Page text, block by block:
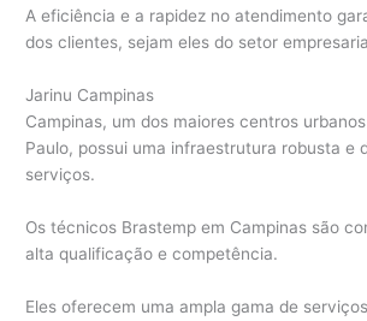
A eficiência e a rapidez no atendimento
dos clientes, sejam eles do setor
Jarinu Campinas
Campinas, um dos maiores centros
Paulo, possui uma infraestrutura robusta e
serviços.
Os técnicos Brastemp em Campinas são
alta qualificação e competência.
Eles oferecem uma ampla gama de